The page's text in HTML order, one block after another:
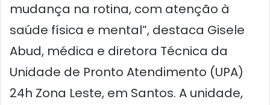
mudança na rotina, com atenção à
saúde física e mental”, destaca Gisele
Abud, médica e diretora Técnica da
Unidade de Pronto Atendimento (UPA)
24h Zona Leste, em Santos. A unidade,